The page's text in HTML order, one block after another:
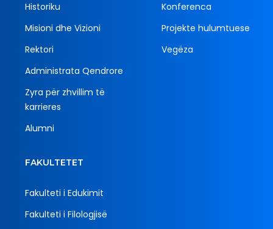
Historiku
Misioni dhe Vizioni
Rektori
Administrata Qendrore
Zyra për zhvillim të
karrieres
Alumni
Konferenca
Projekte hulumtuese
Vegëza
FAKULTETET
Fakulteti i Edukimit
Fakulteti i Filologjisë